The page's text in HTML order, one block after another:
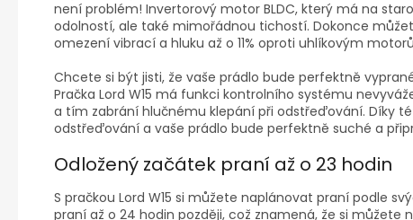
není problém! Invertorový motor BLDC, který má na
odolností, ale také mimořádnou tichostí. Dokonce
omezení vibrací a hluku až o 11% oproti uhlíkovým
Chcete si být jisti, že vaše prádlo bude perfektně
Pračka Lord W15 má funkci kontrolního systému
a tím zabrání hlučnému klepání při odstřeďování. Díky
odstřeďování a vaše prádlo bude perfektně suché a
Odložený začátek praní až o 23 hodin
S pračkou Lord W15 si můžete naplánovat praní podle
praní až o 24 hodin později, což znamená, že si